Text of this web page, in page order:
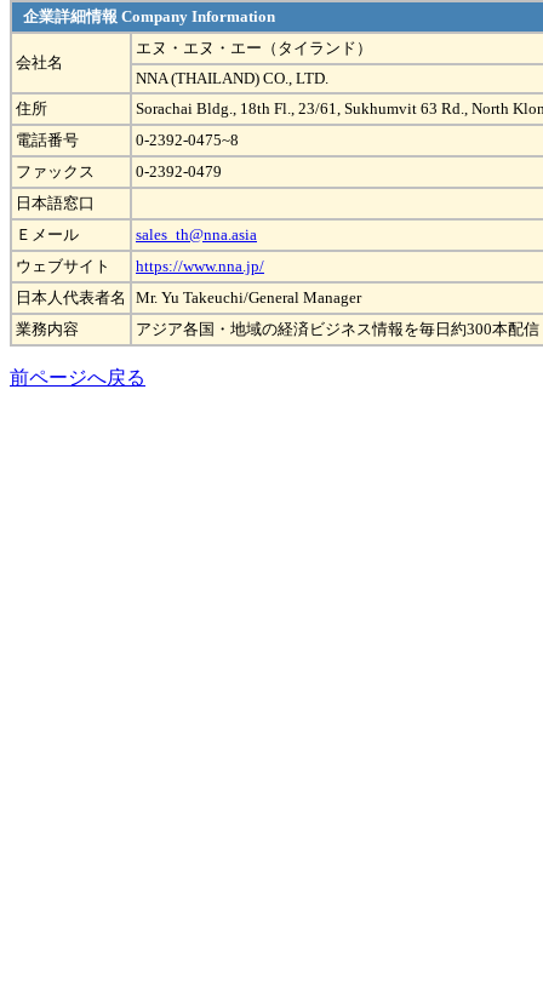
企業詳細情報 Company Information
会社名
エヌ・エヌ・エー（タイランド）
NNA (THAILAND) CO., LTD.
住所
Sorachai Bldg., 18th Fl., 23/61, Sukhumvit 63 Rd., North
電話番号
0-2392-0475~8
ファックス
0-2392-0479
日本語窓口
Ｅメール
sales_th@nna.asia
ウェブサイト
https://www.nna.jp/
日本人代表者名
Mr. Yu Takeuchi/General Manager
業務内容
アジア各国・地域の経済ビジネス情報を毎日約300本配信
前ページへ戻る